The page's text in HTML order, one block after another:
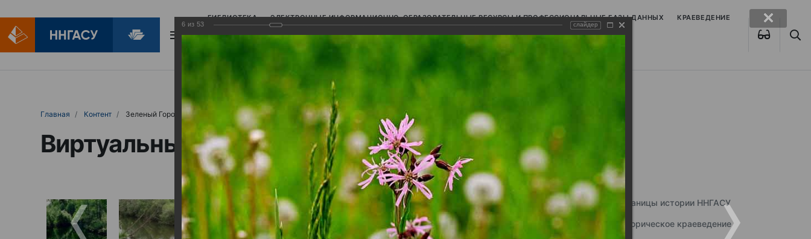
БИБЛИОТЕКА ЭЛЕКТРОННЫЕ ИНФОРМАЦИОННО-ОБРАЗОВАТЕЛЬНЫЕ РЕСУРСЫ И ПРОФЕССИОНАЛЬНЫЕ БАЗЫ ДАННЫХ КРАЕВЕДЕНИЕ
Главная Контент Зеленый Город
Виртуальные выставки (фотоальбомы)
Страницы истории ННГАСУ
Историческое краеведение
6 из 53 слайдер